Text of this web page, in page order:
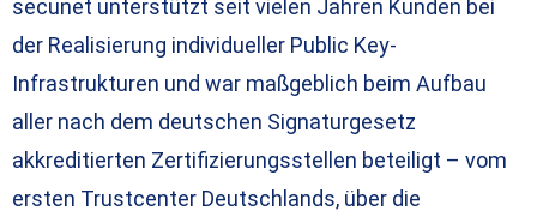
secunet unterstützt seit vielen Jahren Kunden bei
der Realisierung individueller Public Key-
Infrastrukturen und war maßgeblich beim Aufbau
aller nach dem deutschen Signaturgesetz
akkreditierten Zertifizierungsstellen beteiligt – vom
ersten Trustcenter Deutschlands, über die